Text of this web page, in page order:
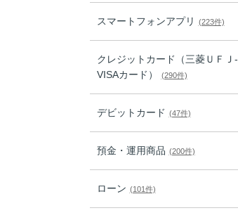
スマートフォンアプリ (223件)
クレジットカード（三菱ＵＦＪ-
VISAカード）
(290件)
デビットカード (47件)
預金・運用商品 (200件)
ローン (101件)